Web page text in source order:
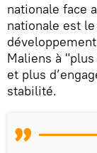
nationale face
nationale est
Maliens à
et plus
stabilité.